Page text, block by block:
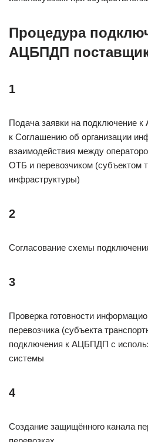
Процедура
АЦБПДП
1
Подача заявки на подключение
к Соглашению об организации
взаимодействия между
ОТБ и перевозчиком (субъектом
инфраструктуры)
2
Согласование схемы
3
Проверка готовности
перевозчика (субъекта
подключения к АЦБПДП с
системы
4
Создание защищённого канала